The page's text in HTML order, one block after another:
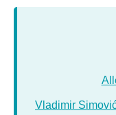
Vladimir